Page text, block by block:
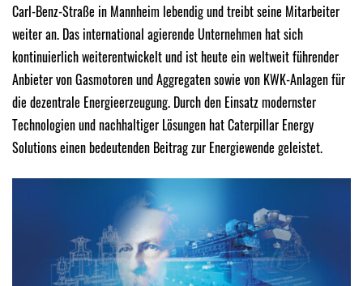
Carl-Benz-Straße in Mannheim lebendig und treibt seine Mitarbeiter
weiter an. Das international agierende Unternehmen hat sich
kontinuierlich weiterentwickelt und ist heute ein weltweit führender
Anbieter von Gasmotoren und Aggregaten sowie von KWK-Anlagen für
die dezentrale Energieerzeugung. Durch den Einsatz modernster
Technologien und nachhaltiger Lösungen hat Caterpillar Energy
Solutions einen bedeutenden Beitrag zur Energiewende geleistet.